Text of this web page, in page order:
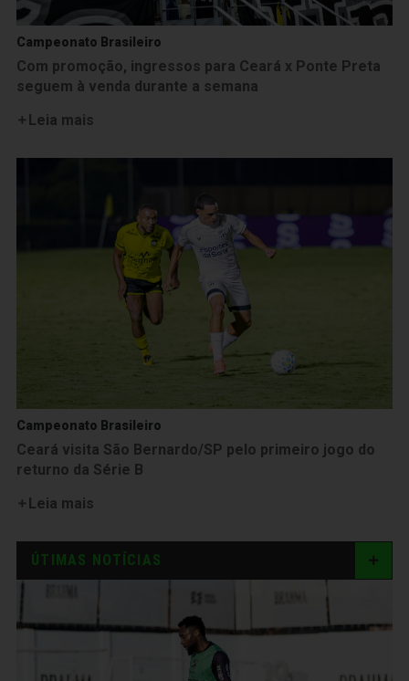
Campeonato Brasileiro
Com promoção, ingressos para Ceará x Ponte Preta
seguem à venda durante a semana
Leia mais
Campeonato Brasileiro
Ceará visita São Bernardo/SP pelo primeiro jogo do
returno da Série B
Leia mais
ÚTIMAS NOTÍCIAS